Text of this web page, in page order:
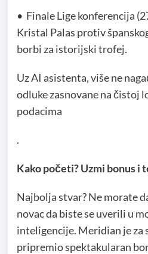
• Finale Lige konferencija
Kristal Palas protiv
borbi za istorijski trofej.
Uz AI asistenta, više ne
odluke zasnovane na čistoj
podacima
.
Kako početi? Uzmi bonus i
Najbolja stvar? Ne morate
novac da biste se uverili u
inteligencije. Meridian je za
pripremio spektakularan